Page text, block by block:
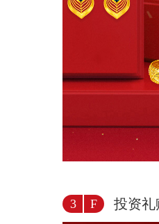
3 F 投资礼